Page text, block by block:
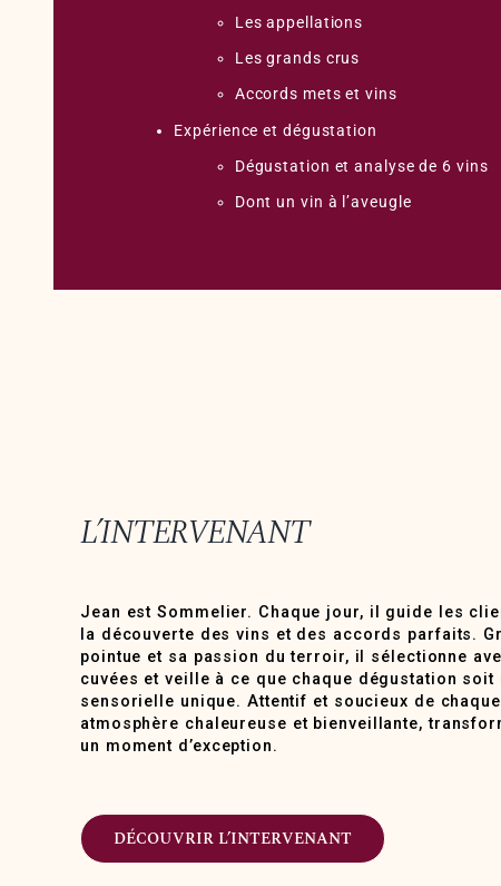
Les appellations
Les grands crus
Accords mets et vins
Expérience et dégustation
Dégustation et analyse de 6 vins
Dont un vin à l’aveugle
L’INTERVENANT
Jean est Sommelier. Chaque jour, il guide les
la découverte des vins et des accords parfaits.
pointue et sa passion du terroir, il sélectionne
cuvées et veille à ce que chaque dégustation soit
sensorielle unique. Attentif et soucieux de
atmosphère chaleureuse et bienveillante,
un moment d’exception.
DÉCOUVRIR L’INTERVENANT